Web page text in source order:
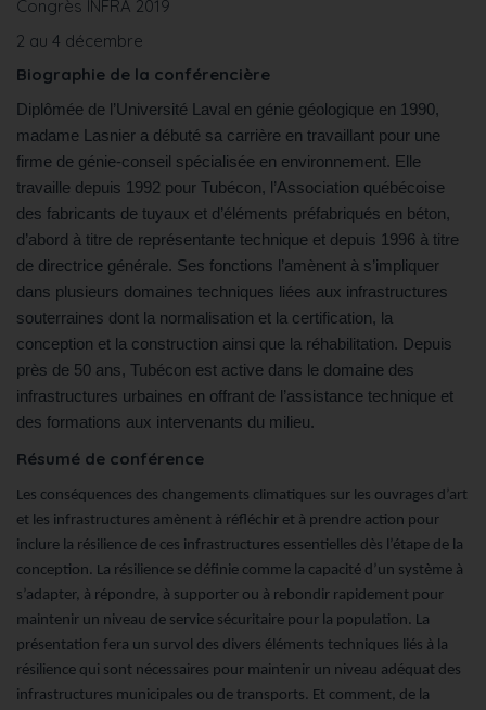
Congrès INFRA 2019
2 au 4 décembre
Biographie de la conférencière
Diplômée de l’Université Laval en génie géologique en 1990,
madame Lasnier a débuté sa carrière en travaillant pour une
firme de génie-conseil spécialisée en environnement. Elle
travaille depuis 1992 pour Tubécon, l’Association québécoise
des fabricants de tuyaux et d’éléments préfabriqués en béton,
d’abord à titre de représentante technique et depuis 1996 à titre
de directrice générale. Ses fonctions l’amènent à s’impliquer
dans plusieurs domaines techniques liées aux infrastructures
souterraines dont la normalisation et la certification, la
conception et la construction ainsi que la réhabilitation. Depuis
près de 50 ans, Tubécon est active dans le domaine des
infrastructures urbaines en offrant de l’assistance technique et
des formations aux intervenants du milieu.
Résumé de conférence
Les conséquences des changements climatiques sur les ouvrages d’art
et les infrastructures amènent à réfléchir et à prendre action pour
inclure la résilience de ces infrastructures essentielles dès l’étape de la
conception. La résilience se définie comme la capacité d’un système à
s’adapter, à répondre, à supporter ou à rebondir rapidement pour
maintenir un niveau de service sécuritaire pour la population. La
présentation fera un survol des divers éléments techniques liés à la
résilience qui sont nécessaires pour maintenir un niveau adéquat des
infrastructures municipales ou de transports. Et comment, de la